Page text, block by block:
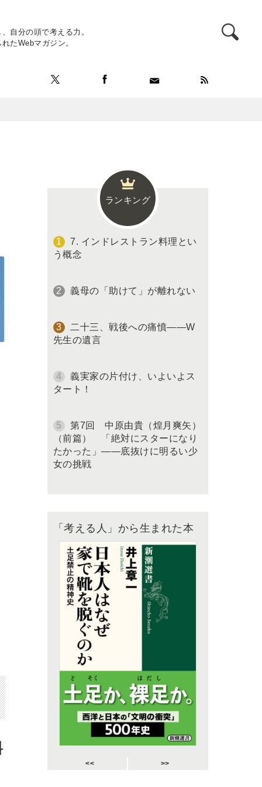
自分の頭で考える力。
たWebマガジン。
ランキング
7. インドレストラン料理とい
う概念
義母の「助けて」が離れない
二十三、戦後への痛憤――W
先生の遺言
義実家の片付け、いよいよス
タート！
第7回 中原由貴（煌月爽矢）
（前篇） 「絶対にスターになり
たかった」――底抜けに明るい少
女の挑戦
「考える人」から生まれた本
<< >>